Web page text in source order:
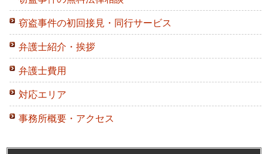
窃盗事件の初回接見・同行サービス
弁護士紹介・挨拶
弁護士費用
対応エリア
事務所概要・アクセス